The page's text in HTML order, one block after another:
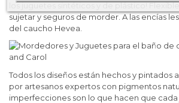
los juguetes sintéticos y de plástico!
sujetar y seguros de morder. A las encías
del caucho Hevea.
Todos los diseños están hechos y pintados
por artesanos expertos con pigmentos
imperfecciones son lo que hacen que cada